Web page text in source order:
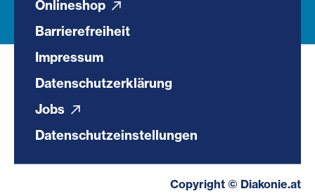
Onlineshop
Barrierefreiheit
Impressum
Datenschutzerklärung
Jobs
Datenschutzeinstellungen
Copyright © Diakonie.at